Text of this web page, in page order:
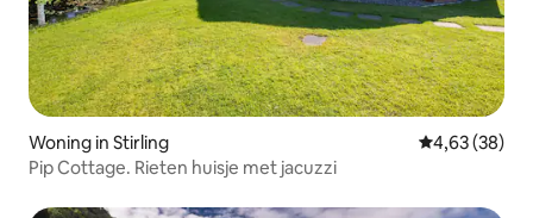
Woning in Stirling Gemiddelde
4,63 (38)
Pip Cottage. Rieten huisje met jacuzzi